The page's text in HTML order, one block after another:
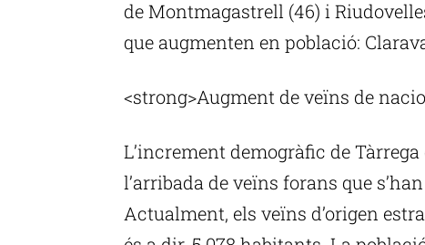
de Montmagastrell (46) i
que augmenten en població:
<strong>Augment de veïns de
L’increment demogràfic de
l’arribada de veïns forans que
Actualment, els veïns d’origen